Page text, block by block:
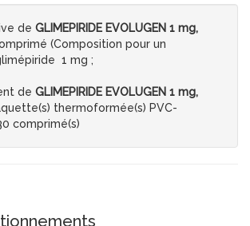
de GLIMEPIRIDE EVOLUGEN 1 mg,
(Composition pour un
1 mg ;
de GLIMEPIRIDE EVOLUGEN 1 mg,
thermoformée(s) PVC-
comprimé(s)